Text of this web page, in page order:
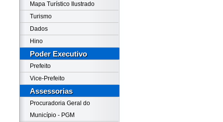
Mapa Turístico Ilustrado
Turismo
Dados
Hino
Poder Executivo
Prefeito
Vice-Prefeito
Assessorias
Procuradoria Geral do
Município - PGM